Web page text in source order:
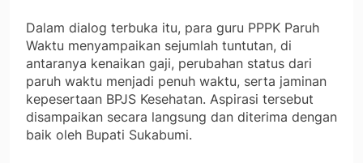
Dalam dialog terbuka itu, para guru PPPK Paruh
Waktu menyampaikan sejumlah tuntutan, di
antaranya kenaikan gaji, perubahan status dari
paruh waktu menjadi penuh waktu, serta jaminan
kepesertaan BPJS Kesehatan. Aspirasi tersebut
disampaikan secara langsung dan diterima dengan
baik oleh Bupati Sukabumi.